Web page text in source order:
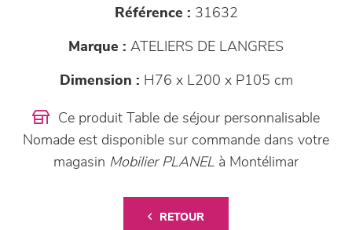
Référence : 31632
Marque : ATELIERS DE LANGRES
Dimension : H76 x L200 x P105 cm
Ce produit Table de séjour personnalisable
Nomade est disponible sur commande dans votre
magasin Mobilier PLANEL à Montélimar
RETOUR